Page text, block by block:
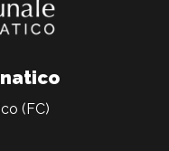
(FC)